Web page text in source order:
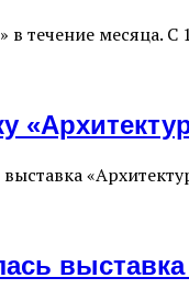
течение месяца.